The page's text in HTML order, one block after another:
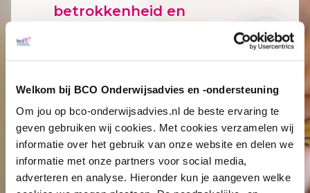
Welkom bij BCO Onderwijsadvies en -ondersteuning
Om jou op bco-onderwijsadvies.nl de beste ervaring te
geven gebruiken wij cookies. Met cookies verzamelen wij
informatie over het gebruik van onze website en delen we
informatie met onze partners voor social media,
adverteren en analyse. Hieronder kun je aangeven welke
betrokkenheid en
risicofactoren en weet je hoe
je deze kunt observeren en
weet je hoe je de
ontwikkeling van een kind in
kaart kunt brengen door
observatie en registratie;
kun je werken met het